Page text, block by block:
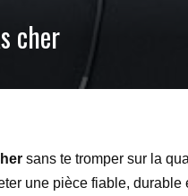
cher
sans te tromper sur la
une pièce fiable,